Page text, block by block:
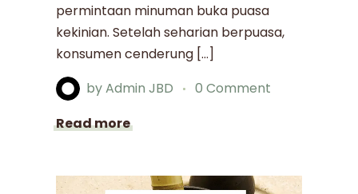
permintaan minuman buka puasa
kekinian. Setelah seharian berpuasa,
konsumen cenderung […]
byAdmin JBD
0 Comment
Read more